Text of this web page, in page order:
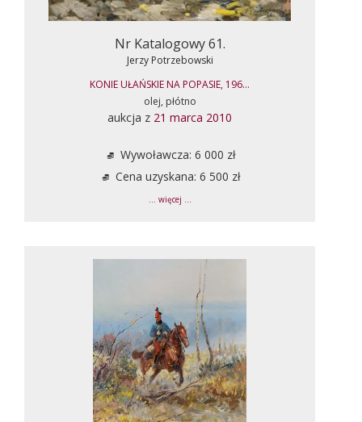
Nr Katalogowy 61.
Jerzy Potrzebowski
KONIE UŁAŃSKIE NA POPASIE, 196...
olej, płótno
aukcja z 21 marca 2010
Wywoławcza: 6 000 zł
Cena uzyskana: 6 500 zł
... więcej ...